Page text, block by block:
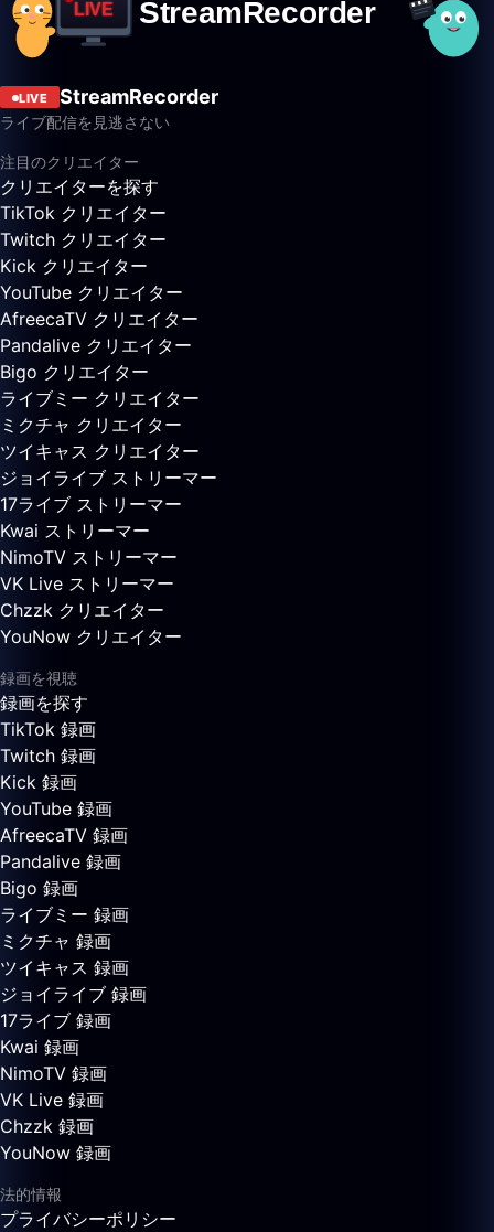
LIVE StreamRecorder
ライブ配信を見逃さない
注目のクリエイター
クリエイターを探す
TikTok クリエイター
Twitch クリエイター
Kick クリエイター
YouTube クリエイター
AfreecaTV クリエイター
Pandalive クリエイター
Bigo クリエイター
ライブミー クリエイター
ミクチャ クリエイター
ツイキャス クリエイター
ジョイライブ ストリーマー
17ライブ ストリーマー
Kwai ストリーマー
NimoTV ストリーマー
VK Live ストリーマー
Chzzk クリエイター
YouNow クリエイター
録画を視聴
録画を探す
TikTok 録画
Twitch 録画
Kick 録画
YouTube 録画
AfreecaTV 録画
Pandalive 録画
Bigo 録画
ライブミー 録画
ミクチャ 録画
ツイキャス 録画
ジョイライブ 録画
17ライブ 録画
Kwai 録画
NimoTV 録画
VK Live 録画
Chzzk 録画
YouNow 録画
法的情報
プライバシーポリシー